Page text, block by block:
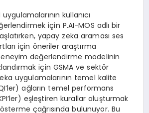
kullanıcı
için P.AI-MOS adlı bir
yapay zeka araması ses
için öneriler araştırma
değerlendirme modelinin
için GSMA ve sektör
uygulamalarının temel kalite
ağların temel performans
eşleştiren kurallar oluşturmak
çağrısında bulunuyor. Bu